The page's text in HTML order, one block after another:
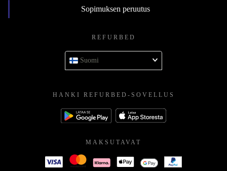
Sopimuksen peruutus
REFURBED
Suomi
HANKI REFURBED-SOVELLUS
MAKSUTAVAT